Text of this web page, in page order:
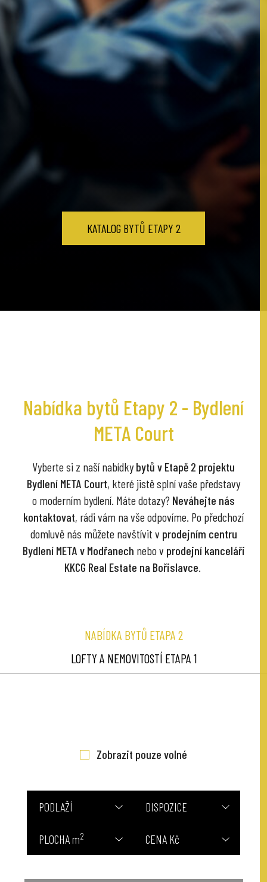
KATALOG BYTŮ ETAPY 2
Nabídka bytů Etapy 2 - Bydlení
META Court
Vyberte si z naší nabídky bytů v Etapě 2 projektu
Bydlení META Court, které jistě splní vaše představy
o moderním bydlení. Máte dotazy? Neváhejte nás
kontaktovat, rádi vám na vše odpovíme. Po předchozí
domluvě nás můžete navštívit v prodejním centru
Bydlení META v Modřanech nebo v prodejní kanceláři
KKCG Real Estate na Bořislavce.
NABÍDKA BYTŮ ETAPA 2
LOFTY A NEMOVITOSTÍ ETAPA 1
Zobrazit pouze volné
PODLAŽÍ DISPOZICE
PLOCHA m2 CENA Kč